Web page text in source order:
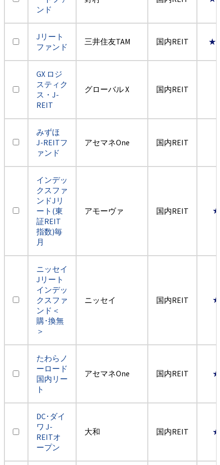
ンド
Jリート
ファンド
三井住友TAM 国内REIT
GX ロジ
スティク
ス・J-
REIT
グローバル X 国内REIT
みずほ
J-REITフ
ァンド
アセマネOne 国内REIT
インデッ
クスファ
ンドJリ
ート(東
証REIT
指数)毎
月
アモーヴァ 国内REIT
ニッセイ
Jリート
インデッ
クスファ
ンド＜
購･換無
＞
ニッセイ 国内REIT
たわらノ
ーロード
国内リー
ト
アセマネOne 国内REIT
DC･ダイ
ワ J-
REITオ
ープン
大和 国内REIT